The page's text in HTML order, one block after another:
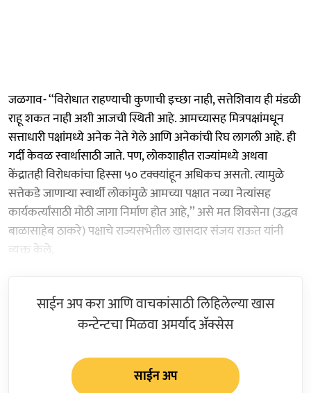
जळगाव- ‘‘विरोधात राहण्याची कुणाची इच्छा नाही, सत्तेशिवाय ही मंडळी
राहू शकत नाही अशी आजची स्थिती आहे. आमच्यासह मित्रपक्षांमधून
सत्ताधारी पक्षांमध्ये अनेक नेते गेले आणि अनेकांची रिघ लागली आहे. ही
गर्दी केवळ स्वार्थासाठी जाते. पण, लोकशाहीत राज्यांमध्ये अथवा
केंद्रातही विरोधकांचा हिस्सा ५० टक्क्यांहून अधिकच असतो. त्यामुळे
सत्तेकडे जाणाऱ्या स्वार्थी लोकांमुळे आमच्या पक्षात नव्या नेत्यांसह
कार्यकर्त्यांसाठी मोठी जागा निर्माण होत आहे,’’ असे मत शिवसेना (उद्धव
बाळासाहेब ठाकरे) पक्षाचे राज्यसभेतील खासदार संजय राऊत यांनी
व्यक्त केले.
साईन अप करा आणि वाचकांसाठी लिहिलेल्या खास
कन्टेन्टचा मिळवा अमर्याद ॲक्सेस
साईन अप